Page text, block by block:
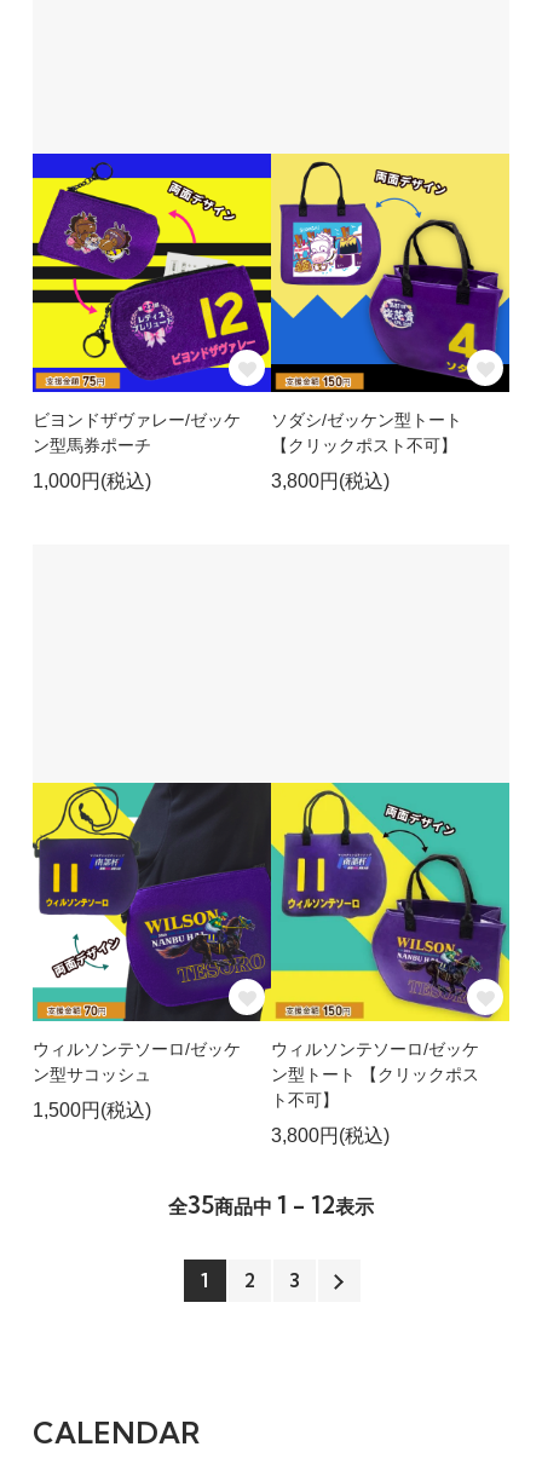
ビヨンドザヴァレー/ゼッケ
ン型馬券ポーチ
1,000円(税込)
ソダシ/ゼッケン型トート
【クリックポスト不可】
3,800円(税込)
ウィルソンテソーロ/ゼッケ
ン型サコッシュ
1,500円(税込)
ウィルソンテソーロ/ゼッケ
ン型トート 【クリックポス
ト不可】
3,800円(税込)
全35商品中 1 - 12表示
1 2 3
CALENDAR